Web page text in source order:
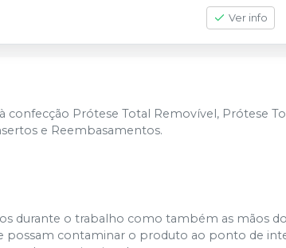
Ver info
confecção Prótese Total Removível, Prótese
e Reembasamentos.
durante o trabalho como também as mãos
possam contaminar o produto ao ponto de